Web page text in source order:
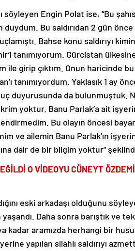
söyleyen Engin Polat ise, “Bu
duydum. Bu saldırıdan 2 gün
Bahse konu saldırıyı
tanımıyorum. Gürcistan
ile girip çıktım. Onun haricinde
tanımıyordum. Yaklaşık 1 ay
duyurusunda da bulunmuştuk.
yoktur. Banu Parlak’a ait
Bu olayın öncesi
ve ailemin Banu Parlak’ın
dair de bir bilgim yoktur”
O VİDEOYU CÜNEYT
eski arkadaşı olduğunu
Daha sonra barıştık ve
kadar aramızda herhangi bir
yapılan silahlı saldırıyı